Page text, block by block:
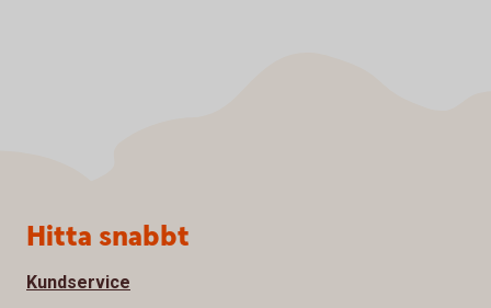
Sidfot
Hitta snabbt
Kundservice